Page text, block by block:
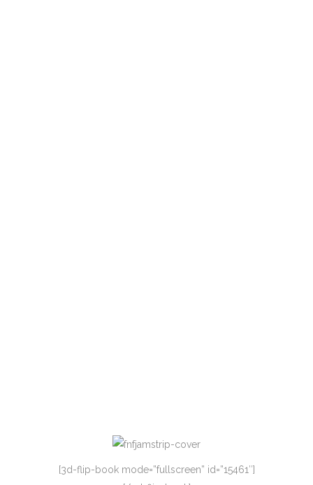
[3d-flip-book mode=”fullscreen” id=”15461″]